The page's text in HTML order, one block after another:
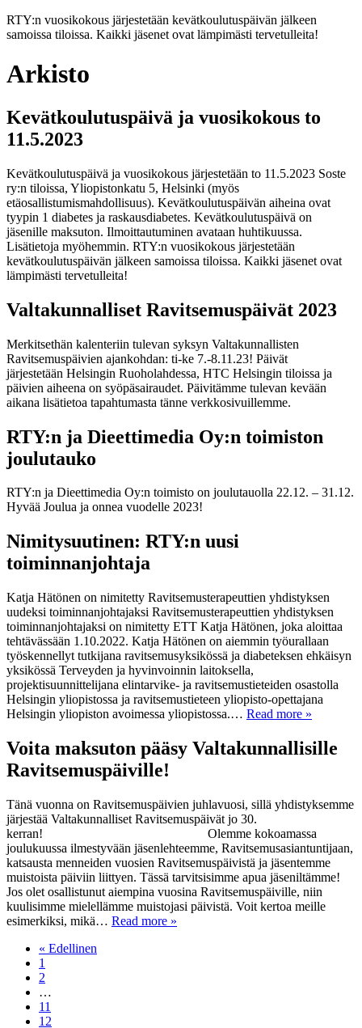
RTY:n vuosikokous järjestetään kevätkoulutuspäivän jälkeen
samoissa tiloissa. Kaikki jäsenet ovat lämpimästi tervetulleita!
Arkisto
Kevätkoulutuspäivä ja vuosikokous to
11.5.2023
Kevätkoulutuspäivä ja vuosikokous järjestetään to 11.5.2023 Soste
ry:n tiloissa, Yliopistonkatu 5, Helsinki (myös
etäosallistumismahdollisuus). Kevätkoulutuspäivän aiheina ovat
tyypin 1 diabetes ja raskausdiabetes. Kevätkoulutuspäivä on
jäsenille maksuton. Ilmoittautuminen avataan huhtikuussa.
Lisätietoja myöhemmin. RTY:n vuosikokous järjestetään
kevätkoulutuspäivän jälkeen samoissa tiloissa. Kaikki jäsenet ovat
lämpimästi tervetulleita!
Valtakunnalliset Ravitsemuspäivät 2023
Merkitsethän kalenteriin tulevan syksyn Valtakunnallisten
Ravitsemuspäivien ajankohdan: ti-ke 7.-8.11.23! Päivät
järjestetään Helsingin Ruoholahdessa, HTC Helsingin tiloissa ja
päivien aiheena on syöpäsairaudet. Päivitämme tulevan kevään
aikana lisätietoa tapahtumasta tänne verkkosivuillemme.
RTY:n ja Dieettimedia Oy:n toimiston
joulutauko
RTY:n ja Dieettimedia Oy:n toimisto on joulutauolla 22.12. – 31.12.
Hyvää Joulua ja onnea vuodelle 2023!
Nimitysuutinen: RTY:n uusi
toiminnanjohtaja
Katja Hätönen on nimitetty Ravitsemusterapeuttien yhdistyksen
uudeksi toiminnanjohtajaksi Ravitsemusterapeuttien yhdistyksen
toiminnanjohtajaksi on nimitetty ETT Katja Hätönen, joka aloittaa
tehtävässään 1.10.2022. Katja Hätönen on aiemmin työurallaan
työskennellyt tutkijana ravitsemusyksikössä ja diabeteksen ehkäisyn
yksikössä Terveyden ja hyvinvoinnin laitoksella,
projektisuunnittelijana elintarvike- ja ravitsemustieteiden osastolla
Helsingin yliopistossa ja ravitsemustieteen yliopisto-opettajana
Helsingin yliopiston avoimessa yliopistossa.… Read more »
Voita maksuton pääsy Valtakunnallisille
Ravitsemuspäiville!
Tänä vuonna on Ravitsemuspäivien juhlavuosi, sillä yhdistyksemme
järjestää Valtakunnalliset Ravitsemuspäivät jo 30.
kerran! Olemme kokoamassa
joulukuussa ilmestyvään jäsenlehteemme, Ravitsemusasiantuntijaan,
katsausta menneiden vuosien Ravitsemuspäivistä ja jäsentemme
muistoista päiviin liittyen. Tässä tarvitsisimme apua jäseniltämme!
Jos olet osallistunut aiempina vuosina Ravitsemuspäiville, niin
kuulisimme mielellämme muistojasi päivistä. Voit kertoa meille
esimerkiksi, mikä… Read more »
« Edellinen
1
2
…
11
12